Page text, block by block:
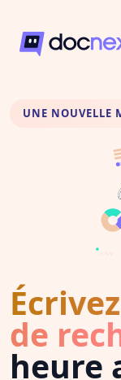
UNE NOUVELLE
de
heure